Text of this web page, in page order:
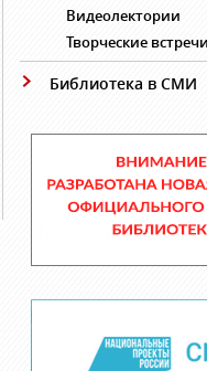
Видеолектории
Творческие встречи
Библиотека в СМИ